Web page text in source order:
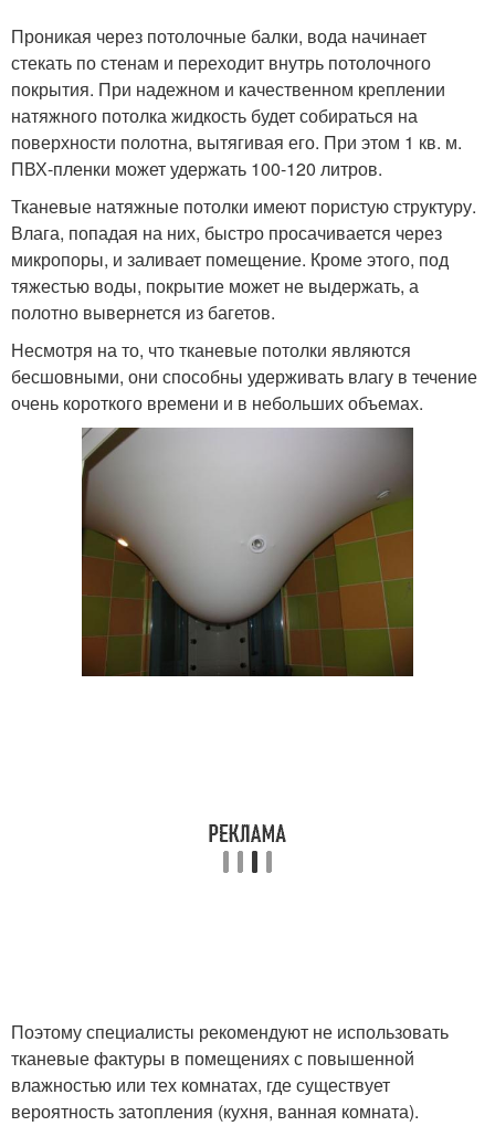
Проникая через потолочные балки, вода начинает
стекать по стенам и переходит внутрь потолочного
покрытия. При надежном и качественном креплении
натяжного потолка жидкость будет собираться на
поверхности полотна, вытягивая его. При этом 1 кв. м.
ПВХ-пленки может удержать 100-120 литров.
Тканевые натяжные потолки имеют пористую структуру.
Влага, попадая на них, быстро просачивается через
микропоры, и заливает помещение. Кроме этого, под
тяжестью воды, покрытие может не выдержать, а
полотно вывернется из багетов.
Несмотря на то, что тканевые потолки являются
бесшовными, они способны удерживать влагу в течение
очень короткого времени и в небольших объемах.
Поэтому специалисты рекомендуют не использовать
тканевые фактуры в помещениях с повышенной
влажностью или тех комнатах, где существует
вероятность затопления (кухня, ванная комната).